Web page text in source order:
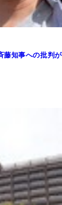
藤知事への批判が